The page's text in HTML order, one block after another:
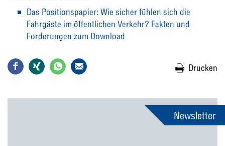
Das Positionspapier: Wie sicher fühlen sich die
Fahrgäste im öffentlichen Verkehr? Fakten und
Forderungen zum Download
Drucken
Newsletter